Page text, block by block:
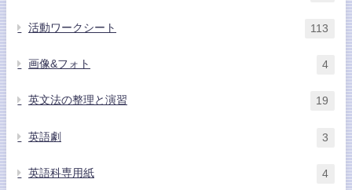
活動ワークシート 113
画像&フォト 4
英文法の整理と演習 19
英語劇 3
英語科専用紙 4